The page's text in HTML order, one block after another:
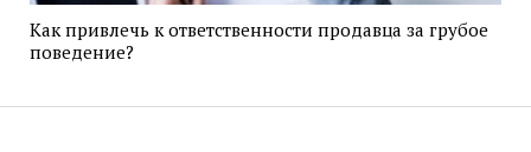
Как привлечь к ответственности продавца за грубое
поведение?